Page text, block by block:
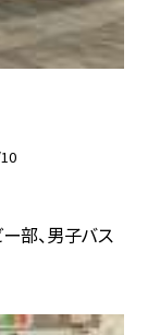
部、男子バス